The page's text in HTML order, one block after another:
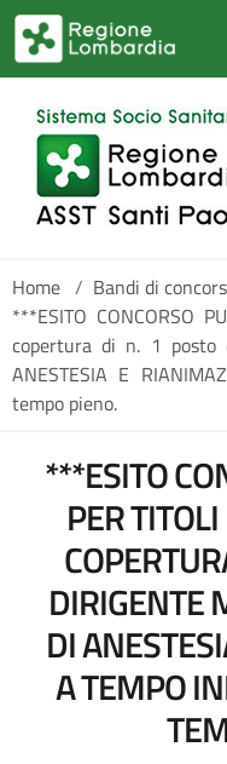
Salta al contenuto principale
Home / Bandi di
***ESITO CONCORSO
copertura di n. 1 posto
ANESTESIA E
tempo pieno.
***ESITO
PER
DIRIGENTE
DI
A TEMPO